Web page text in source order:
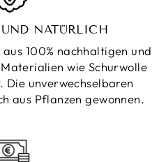
NATÜRLICH
100% nachhaltigen und
wie Schurwolle
Die unverwechselbaren
aus Pflanzen gewonnen.